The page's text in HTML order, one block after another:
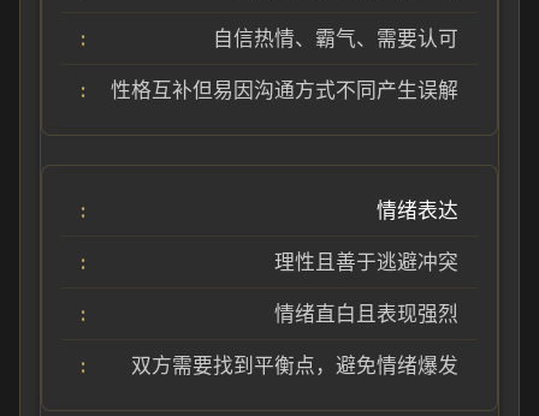
自信热情、霸气、需要认可
性格互补但易因沟通方式不同产生误解
情绪表达
理性且善于逃避冲突
情绪直白且表现强烈
双方需要找到平衡点，避免情绪爆发